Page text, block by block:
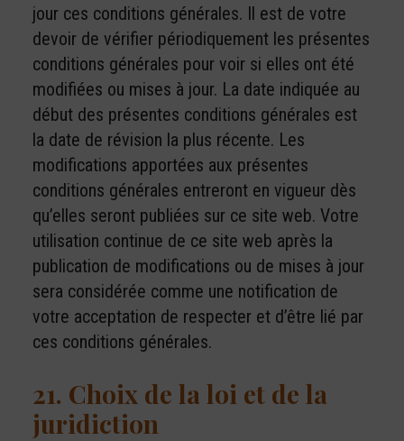
jour ces conditions générales. Il est de votre
devoir de vérifier périodiquement les présentes
conditions générales pour voir si elles ont été
modifiées ou mises à jour. La date indiquée au
début des présentes conditions générales est
la date de révision la plus récente. Les
modifications apportées aux présentes
conditions générales entreront en vigueur dès
qu’elles seront publiées sur ce site web. Votre
utilisation continue de ce site web après la
publication de modifications ou de mises à jour
sera considérée comme une notification de
votre acceptation de respecter et d’être lié par
ces conditions générales.
21. Choix de la loi et de la
juridiction